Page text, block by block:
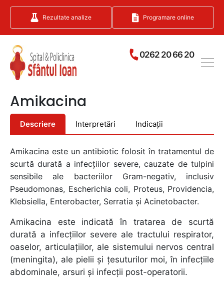
0262 20 66 20
Rezultate analize Programare online
Amikacina
Descriere Interpretări Indicații
Amikacina este un antibiotic folosit în tratamentul de
scurtă durată a infecţiilor severe, cauzate de tulpini
sensibile ale bacteriilor Gram-negativ, inclusiv
Pseudomonas, Escherichia coli, Proteus, Providencia,
Klebsiella, Enterobacter, Serratia şi Acinetobacter.
Amikacina este indicată în tratarea de scurtă
durată a infecţiilor severe ale tractului respirator,
oaselor, articulaţiilor, ale sistemului nervos central
(meningita), ale pielii şi ţesuturilor moi, în infecţiile
abdominale, arsuri şi infecţii post-operatorii.